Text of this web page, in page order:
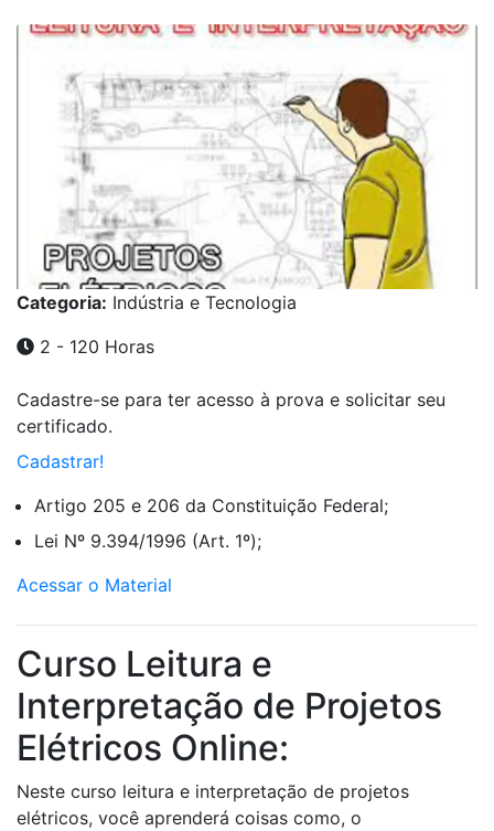
Categoria: Indústria e Tecnologia
2 - 120 Horas
Cadastre-se para ter acesso à prova e solicitar seu
certificado.
Cadastrar!
Artigo 205 e 206 da Constituição Federal;
Lei Nº 9.394/1996 (Art. 1º);
Acessar o Material
Curso Leitura e
Interpretação de Projetos
Elétricos Online:
Neste curso leitura e interpretação de projetos
elétricos, você aprenderá coisas como, o